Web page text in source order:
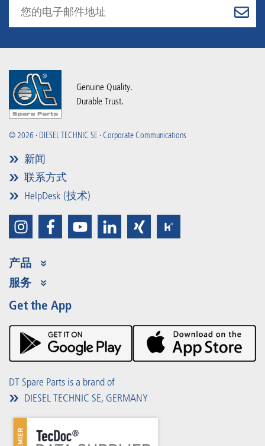
Genuine Quality.
Durable Trust.
© 2026 · DIESEL TECHNIC SE · Corporate Communications
新闻
联系方式
HelpDesk (技术)
产品
Product Range
Partner Portal
Product Promotions
服务
优势
Premium Shop
事件
下载
Get the App
DT Spare Parts is a brand of
DIESEL TECHNIC SE, GERMANY